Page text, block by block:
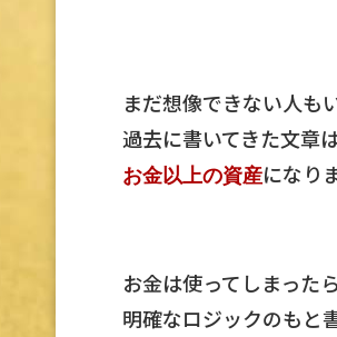
まだ想像できない人も
過去に書いてきた文章は
お金以上の資産になり
お金は使ってしまった
明確なロジックのもと